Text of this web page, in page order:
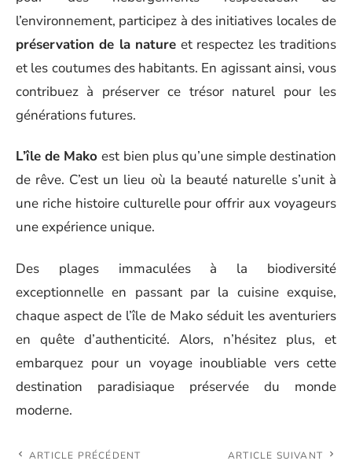
l’environnement, participez à des initiatives locales de
préservation de la natureet respectez les traditions
et les coutumes des habitants. En agissant ainsi, vous
contribuez à préserver ce trésor naturel pour les
générations futures.
L’île de Makoest bien plus qu’une simple destination
de rêve. C’est un lieu où la beauté naturelle s’unit à
une riche histoire culturelle pour offrir aux voyageurs
une expérience unique.
Des plages immaculées à la biodiversité
exceptionnelle en passant par la cuisine exquise,
chaque aspect de l’île de Mako séduit les aventuriers
en quête d’authenticité. Alors, n’hésitez plus, et
embarquez pour un voyage inoubliable vers cette
destination paradisiaque préservée du monde
moderne.
ARTICLE PRÉCÉDENT ARTICLE SUIVANT